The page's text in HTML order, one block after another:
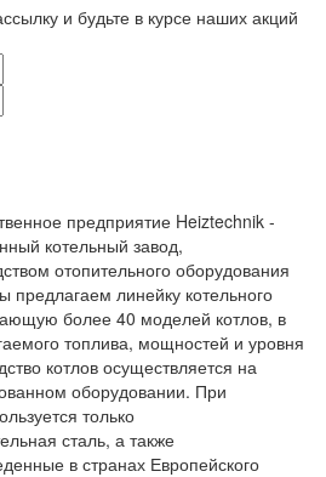
и будьте в курсе наших акций
предприятие Heiztechnik -
котельный завод,
отопительного оборудования
линейку котельного
более 40 моделей котлов, в
топлива, мощностей и уровня
котлов осуществляется на
оборудовании. При
только
сталь, а также
в странах Европейского